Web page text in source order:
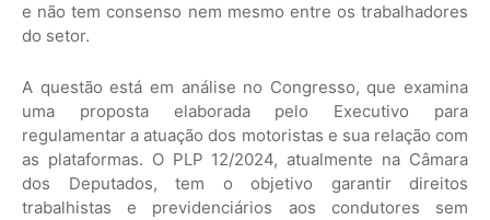
e não tem consenso nem mesmo entre os trabalhadores
do setor.
A questão está em análise no Congresso, que examina
uma proposta elaborada pelo Executivo para
regulamentar a atuação dos motoristas e sua relação com
as plataformas. O PLP 12/2024, atualmente na Câmara
dos Deputados, tem o objetivo garantir direitos
trabalhistas e previdenciários aos condutores sem